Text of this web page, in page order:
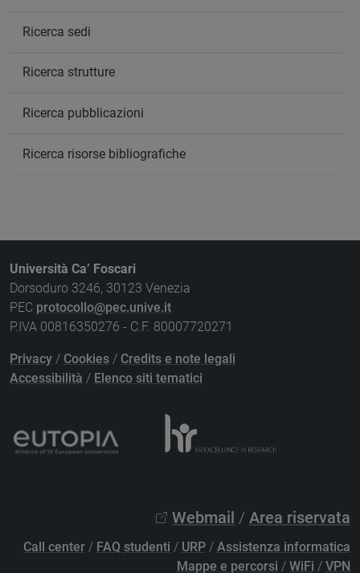
Ricerca sedi
Ricerca strutture
Ricerca pubblicazioni
Ricerca risorse bibliografiche
Università Ca’ Foscari
Dorsoduro 3246, 30123 Venezia
PEC protocollo@pec.unive.it
P.IVA 00816350276 - C.F. 80007720271
Privacy / Cookies / Credits e note legali
Accessibilità / Elenco siti tematici
Webmail / Area riservata
Call center / FAQ studenti / URP / Assistenza informatica
Mappe e percorsi / WiFi / VPN